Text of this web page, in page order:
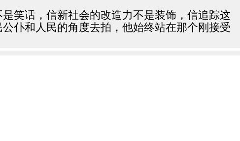
笑话，信新社会的改造力不是装饰，信追踪这
仆和人民的角度去拍，他始终站在那个刚接受